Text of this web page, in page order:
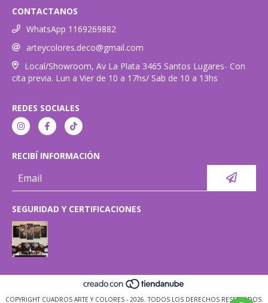
CONTACTANOS
WhatsApp 1169269882
arteycolores.deco@gmail.com
Local/Showroom, Av La Plata 3465 Santos Lugares- Con
cita previa. Lun a Vier de 10 a 17hs/ Sab de 10 a 13hs
REDES SOCIALES
RECIBÍ INFORMACIÓN
SEGURIDAD Y CERTIFICACIONES
COPYRIGHT CUADROS ARTE Y COLORES - 2026. TODOS LOS DERECHOS RESERVADOS.